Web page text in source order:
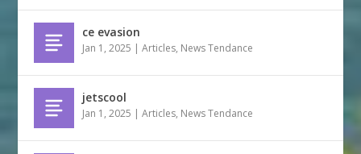
ce evasion
Jan 1, 2025 |Articles, News Tendance
jetscool
Jan 1, 2025 |Articles, News Tendance